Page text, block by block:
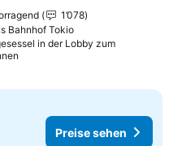
1’078
Bahnhof Tokio
in der Lobby zum
Preise sehen